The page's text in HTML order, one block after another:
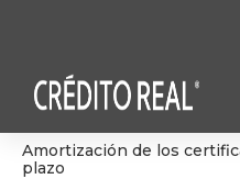
Amortización de los
plazo